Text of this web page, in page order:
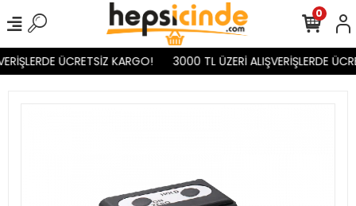
ÜCRETSİZ KARGO! 3000 TL ÜZERİ ALIŞVERİŞLERDE
0